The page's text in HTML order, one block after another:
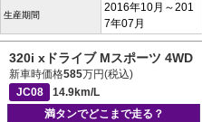
生産期間
2016年10月～201
7年07月
320i xドライブ Mスポーツ 4WD
新車時価格585万円(税込)
JC08
14.9km/L
満タンでどこまで走る？